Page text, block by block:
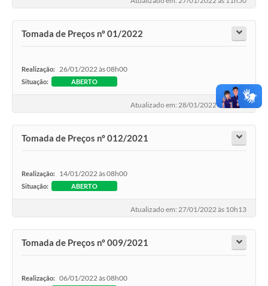
Tomada de Preços nº 01/2022
Realização: 26/01/2022 às 08h00
Situação: ABERTO
Atualizado em: 28/01/2022 às 15h37
Tomada de Preços nº 012/2021
Realização: 14/01/2022 às 08h00
Situação: ABERTO
Atualizado em: 27/01/2022 às 10h13
Tomada de Preços nº 009/2021
Realização: 06/01/2022 às 08h00